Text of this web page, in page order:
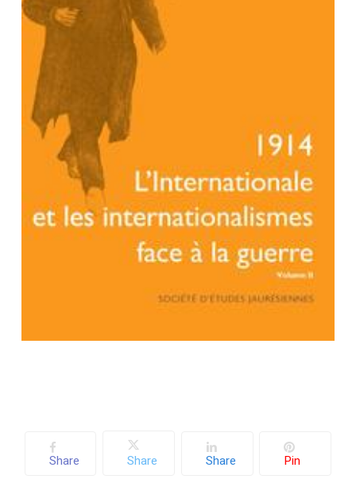
Votre panier est vide.
Retourner à la
Share Share Share Pin